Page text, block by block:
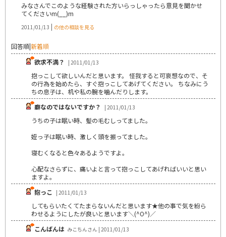
みなさんでこのような経験された方いらっしゃったら意見を聞かせ
てくださいm(__)m
2011/01/13 | の他の相談を見る
回答順|新着順
欲求不満？
| 2011/01/13
抱っこして欲しいんだと思います。 怪我すると可哀想なので、そ
の行為を始めたら、すぐ抱っこしてあげてください。 ちなみにう
ちの息子は、机や私の腕を噛んだりします。
癖なのではないですか？
| 2011/01/13
うちの子は眠い時、髪の毛むしってました。
姪っ子は眠い時、激しく頭を振ってました。
寝むくなると色々あるようですよ。
心配なさらずに、痛いよと言って抱っこしてあげればいいと思い
ますよ。
抱っこ | 2011/01/13
してもらいたくてたまらないんだと思います★他の事で気を紛ら
わせるようにしたが良いと思います＼(^O^)／
こんばんは みこちんさん | 2011/01/13